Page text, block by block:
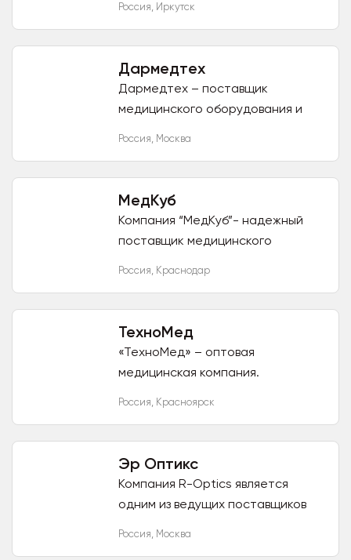
продукцию, в том числе и от
Россия, Иркутск
Дармедтех
Дармедтех – поставщик
медицинского оборудования и
производителей. Компания...
Россия, Москва
МедКуб
Компания “МедКуб”- надежный
поставщик медицинского
и частные лечебно-
Россия, Краснодар
ТехноМед
«ТехноМед» – оптовая
медицинская компания.
товаров применяемые в общих
Россия, Красноярск
Эр Оптикс
Компания R-Optics является
одним из ведущих поставщиков
Россия, Москва